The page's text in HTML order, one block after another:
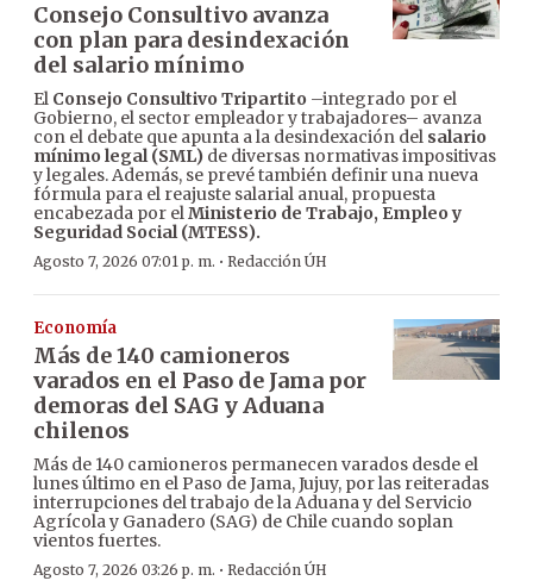
Consejo Consultivo avanza
con plan para desindexación
del salario mínimo
El Consejo Consultivo Tripartito –integrado por el
Gobierno, el sector empleador y trabajadores– avanza
con el debate que apunta a la desindexación del salario
mínimo legal (SML) de diversas normativas impositivas
y legales. Además, se prevé también definir una nueva
fórmula para el reajuste salarial anual, propuesta
encabezada por elMinisterio de Trabajo, Empleo y
Seguridad Social (MTESS).
Agosto 7, 2026 07:01 p. m. · Redacción ÚH
Economía
Más de 140 camioneros
varados en el Paso de Jama por
demoras del SAG y Aduana
chilenos
Más de 140 camioneros permanecen varados desde el
lunes último en el Paso de Jama, Jujuy, por las reiteradas
interrupciones del trabajo de la Aduana y del Servicio
Agrícola y Ganadero (SAG) de Chile cuando soplan
vientos fuertes.
Agosto 7, 2026 03:26 p. m. · Redacción ÚH